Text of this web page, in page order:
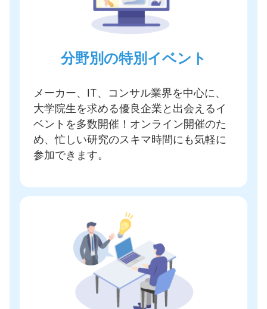
分野別の特別イベント
メーカー、IT、コンサル業界を中心に、
大学院生を求める優良企業と出会えるイ
ベントを多数開催 ！オンライン開催のた
め、忙しい研究のスキマ時間にも気軽に
参加できます。